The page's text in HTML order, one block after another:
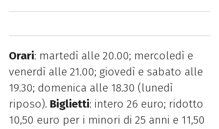
Orari: martedì alle 20.00; mercoledì e
venerdì alle 21.00; giovedì e sabato alle
19.30; domenica alle 18.30 (lunedì
riposo). Biglietti: intero 26 euro; ridotto
10,50 euro per i minori di 25 anni e 11,50